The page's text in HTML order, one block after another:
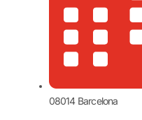
08014 Barcelona